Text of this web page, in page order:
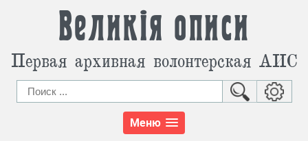
Великія описи
Первая архивная волонтерская АИС
Меню